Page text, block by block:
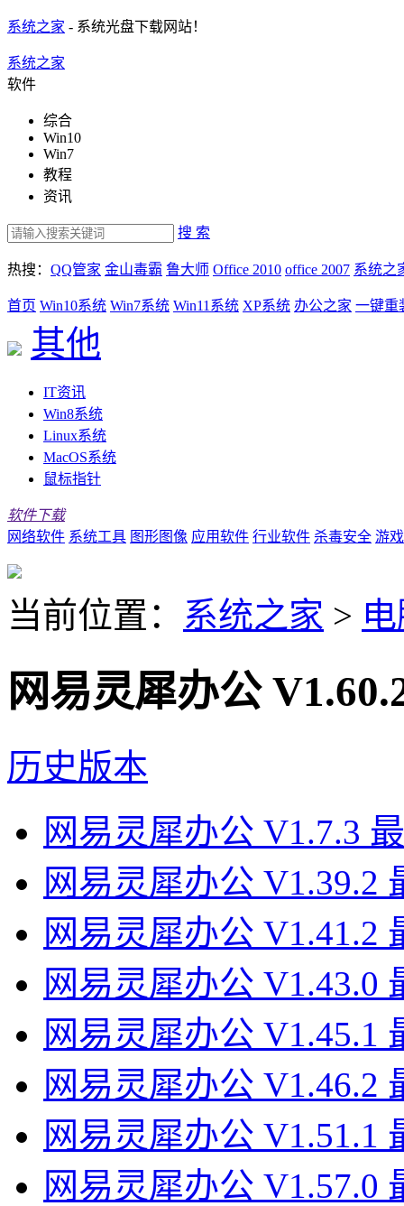
系统之家 - 系统光盘下载网站！
系统之家
软件
综合
Win10
Win7
教程
资讯
搜 索
热搜： QQ管家 金山毒霸 鲁大师 Office 2010 office 2007 系统之
首页 Win10系统 Win7系统 Win11系统 XP系统 办公之家 一键重
其他
IT资讯
Win8系统
Linux系统
MacOS系统
鼠标指针
软件下载
网络软件 系统工具 图形图像 应用软件 行业软件 杀毒安全 游
当前位置： 系统之家 >
网易灵犀办公
历史版本
网易灵犀办公 V1.7.3
网易灵犀办公 V1.39.2
网易灵犀办公 V1.41.2
网易灵犀办公 V1.43.0
网易灵犀办公 V1.45.1
网易灵犀办公 V1.46.2
网易灵犀办公 V1.51.1
网易灵犀办公 V1.57.0